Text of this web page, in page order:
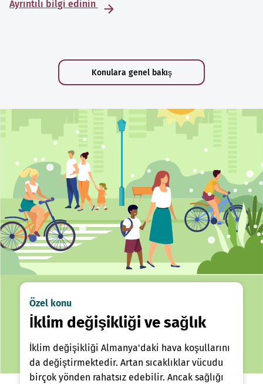
Ayrıntılı bilgi edinin
Konulara genel bakış
Özel konu
İklim değişikliği ve sağlık
İklim değişikliği Almanya'daki hava koşullarını
da değiştirmektedir. Artan sıcaklıklar vücudu
birçok yönden rahatsız edebilir. Ancak sağlığı